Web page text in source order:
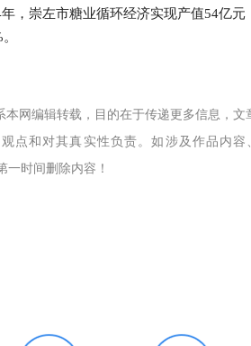
，崇左市糖业循环经济实现产值54亿
本网编辑转载，目的在于传递更多信息，
点和对其真实性负责。如涉及作品内
时间删除内容！